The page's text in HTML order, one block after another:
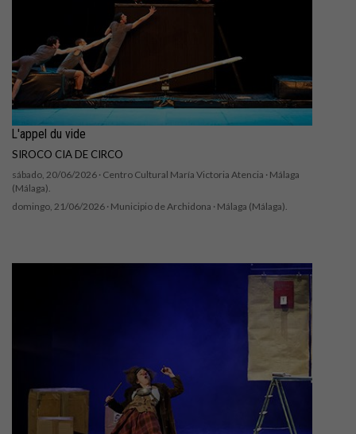
L'appel du vide
SIROCO CIA DE CIRCO
sábado, 20/06/2026 · Centro Cultural María Victoria Atencia · Málaga
(Málaga).
domingo, 21/06/2026 · Municipio de Archidona · Málaga (Málaga).